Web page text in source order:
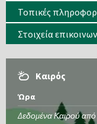
Τοπικές
Στοιχεία
Καιρός
Ώρα
Δεδομένα Καιρού από